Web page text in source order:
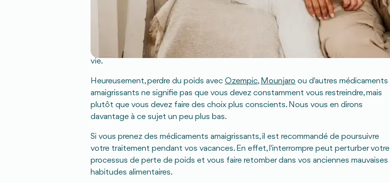
Je pars en voyage et j'emmène mon stylo d'Ozempic
Soyons honnêtes : en vacances, vous voulez avant tout profiter pleinement, sans
vous imposer des restrictions liées à votre traitement ou à votre nouveau mode de
vie.
Heureusement, perdre du poids avec Ozempic, Mounjaro ou d'autres médicaments
amaigrissants ne signifie pas que vous devez constamment vous restreindre, mais
plutôt que vous devez faire des choix plus conscients. Nous vous en dirons
davantage à ce sujet un peu plus bas.
Si vous prenez des médicaments amaigrissants, il est recommandé de poursuivre
votre traitement pendant vos vacances. En effet, l'interrompre peut perturber votre
processus de perte de poids et vous faire retomber dans vos anciennes mauvaises
habitudes alimentaires.